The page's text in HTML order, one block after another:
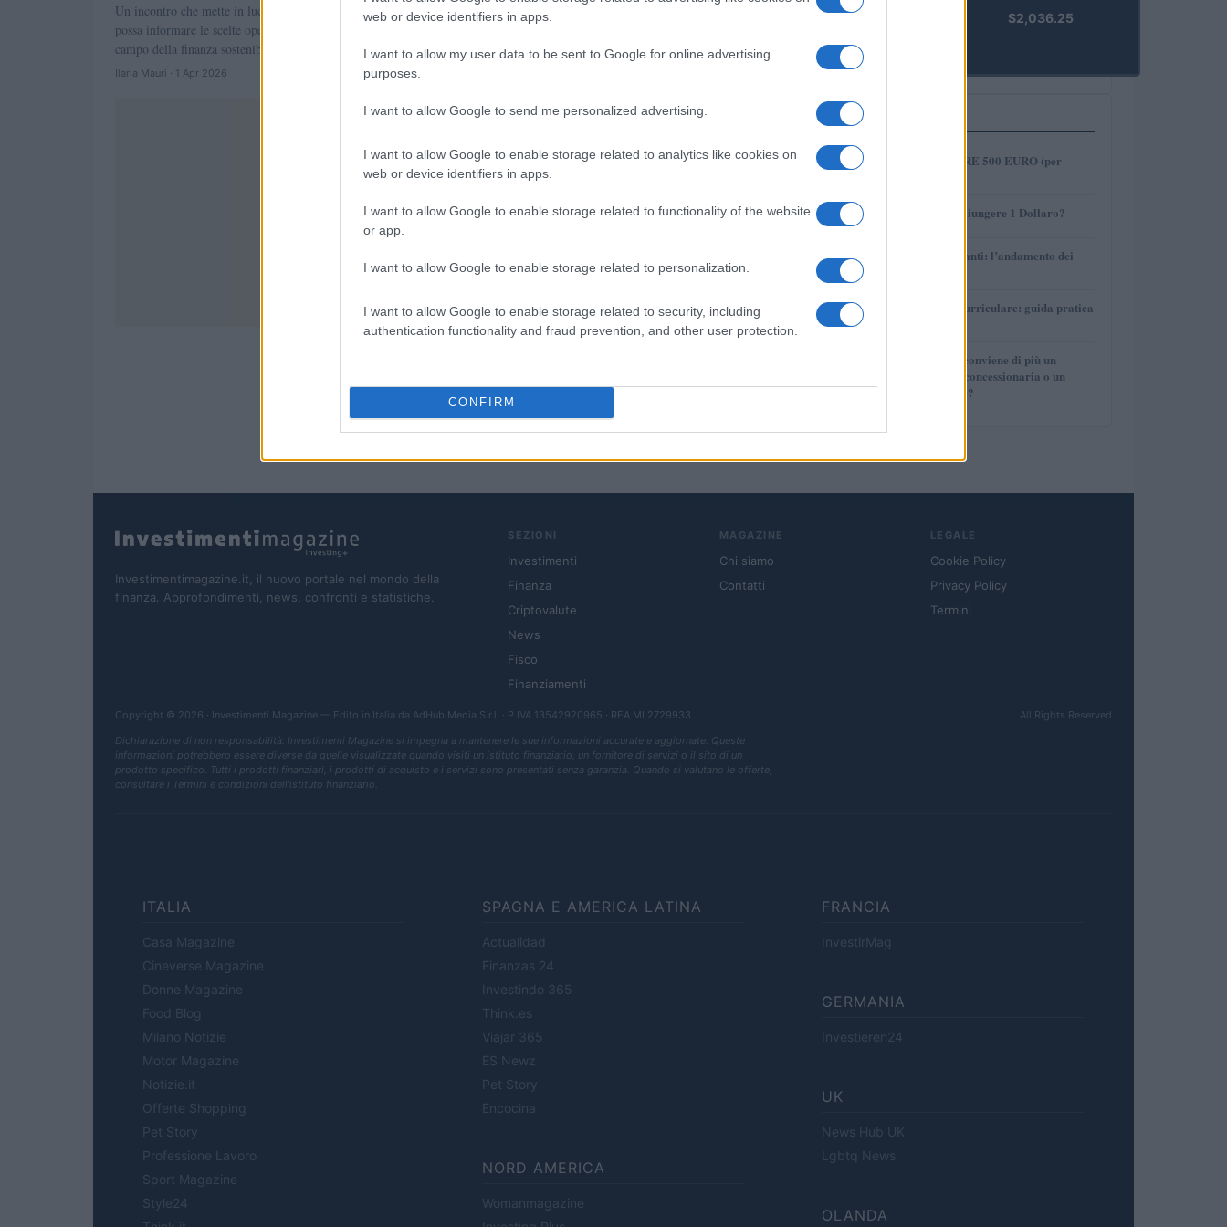
web or device identifiers in apps.
I want to allow my user data to be sent to Google for online advertising
purposes.
I want to allow Google to send me personalized advertising.
I want to allow Google to enable storage related to analytics like cookies on
web or device identifiers in apps.
I want to allow Google to enable storage related to functionality of the website
or app.
I want to allow Google to enable storage related to personalization.
I want to allow Google to enable storage related to security, including
authentication functionality and fraud prevention, and other user protection.
CONFIRM
Un incontro che mette in luce come la ricerca accademica
possa informare le scelte operative degli investitori nel
campo della finanza sostenibile
Ilaria Mauri · 1 Apr 2026
$2,036.25
PIÙ LETTI
1
COME INVESTIRE 500 EURO (per
2 AMP: Potrà Raggiungere 1 Dollaro?
3
Petrolio e carburanti: l’andamento dei
4
Tirocinio extra-curriculare: guida pratica
Per le auto usate conviene di più un
finanziamento in concessionaria o un
prestito personale?
Investimentimagazine.it, il nuovo portale nel mondo della
finanza. Approfondimenti, news, confronti e statistiche.
SEZIONI
Investimenti
Finanza
Criptovalute
News
Fisco
Finanziamenti
MAGAZINE
Chi siamo
Contatti
LEGALE
Cookie Policy
Privacy Policy
Termini
Copyright © 2026 · Investimenti Magazine — Edito in Italia da AdHub Media S.r.l. · P.IVA 13542920965 · REA MI 2729933
All Rights Reserved
Dichiarazione di non responsabilità: Investimenti Magazine si impegna a mantenere le sue informazioni accurate e aggiornate. Queste
informazioni potrebbero essere diverse da quelle visualizzate quando visiti un istituto finanziario, un fornitore di servizi o il sito di un
prodotto specifico. Tutti i prodotti finanziari, i prodotti di acquisto e i servizi sono presentati senza garanzia. Quando si valutano le offerte,
consultare i Termini e condizioni dell'istituto finanziario.
ITALIA
Casa Magazine
Cineverse Magazine
Donne Magazine
Food Blog
Milano Notizie
Motor Magazine
Notizie.it
Offerte Shopping
Pet Story
Professione Lavoro
Sport Magazine
Style24
SPAGNA E AMERICA LATINA
Actualidad
Finanzas 24
Investindo 365
Think.es
Viajar 365
ES Newz
Pet Story
Encocina
NORD AMERICA
Womanmagazine
FRANCIA
InvestirMag
GERMANIA
Investieren24
UK
News Hub UK
Lgbtq News
OLANDA